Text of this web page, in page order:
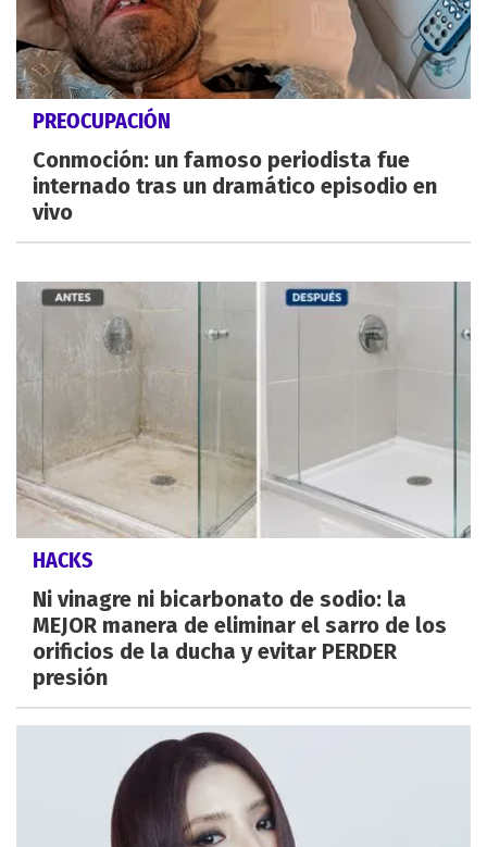
PREOCUPACIÓN
Conmoción: un famoso periodista fue
internado tras un dramático episodio en
vivo
HACKS
Ni vinagre ni bicarbonato de sodio: la
MEJOR manera de eliminar el sarro de los
orificios de la ducha y evitar PERDER
presión